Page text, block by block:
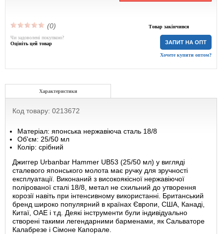
(0) Товар закінчився
ЗАПИТ НА ОПТ
Хочете купити оптом?
Чи задоволені покупкою?
Оцініть цей товар
Характеристики
Код товару: 0213672
Матеріал: японська нержавіюча сталь 18/8
Об'єм: 25/50 мл
Колір: срібний
Джиггер Urbanbar Hammer UB53 (25/50 мл) у вигляді
сталевого японського молота має ручку для зручності
експлуатації. Виконаний з високоякісної нержавіючої
полірованої сталі 18/8, метал не схильний до утворення
корозії навіть при інтенсивному використанні. Британський
бренд широко популярний в країнах Європи, США, Канаді,
Китаї, ОАЕ і т.д. Деякі інструменти були індивідуально
створені такими легендарними барменами, як Сальваторе
Калабрезе і Сімоне Капорале.